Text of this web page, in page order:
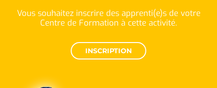
Vous souhaitez inscrire des apprenti(e)s de votre
Centre de Formation à cette activité.
INSCRIPTION